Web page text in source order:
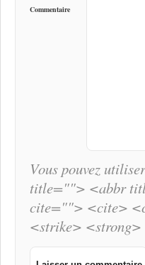
Commentaire
Vous pouvez
title=""> <abbr
cite=""> <cite>
<strike> <strong>